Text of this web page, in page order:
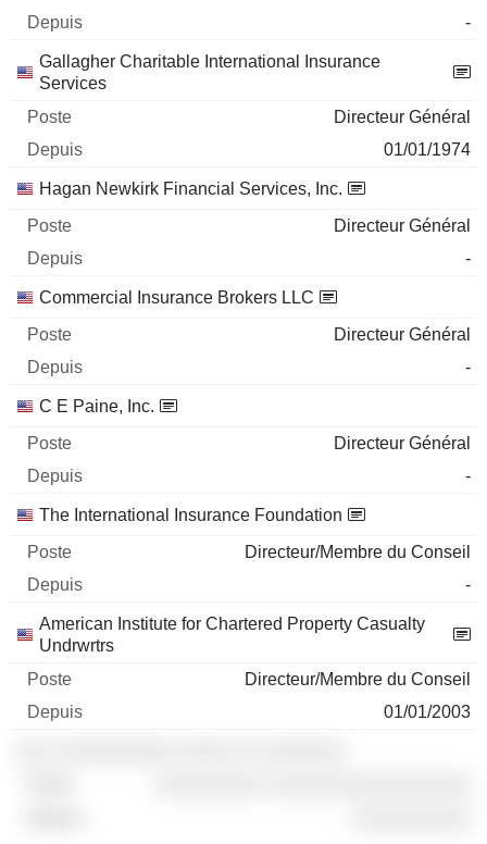
-
Gallagher Charitable International Insurance
Services
Directeur Général
01/01/1974
Hagan Newkirk Financial Services, Inc.
Directeur Général
-
Commercial Insurance Brokers LLC
Directeur Général
-
C E Paine, Inc.
Directeur Général
-
The International Insurance Foundation
Directeur/Membre du Conseil
-
American Institute for Chartered Property Casualty
Undrwrtrs
Directeur/Membre du Conseil
01/01/2003